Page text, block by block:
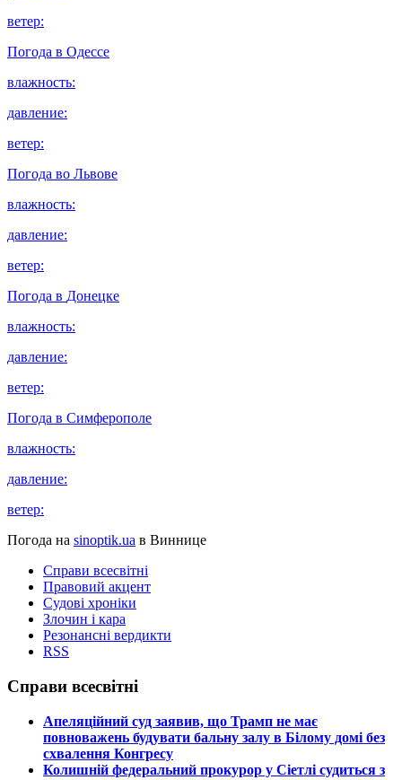
ветер:
Погода в Одессе
влажность:
давление:
ветер:
Погода во Львове
влажность:
давление:
ветер:
Погода в Донецке
влажность:
давление:
ветер:
Погода в Симферополе
влажность:
давление:
ветер:
Погода на sinoptik.ua в Виннице
Справи всесвітні
Правовий акцент
Судові хроніки
Злочин і кара
Резонансні вердикти
RSS
Справи всесвітні
​Апеляційний суд заявив, що Трамп не має
повноважень будувати бальну залу в Білому домі без
схвалення Конгресу
​Колишній федеральний прокурор у Сіетлі судиться з